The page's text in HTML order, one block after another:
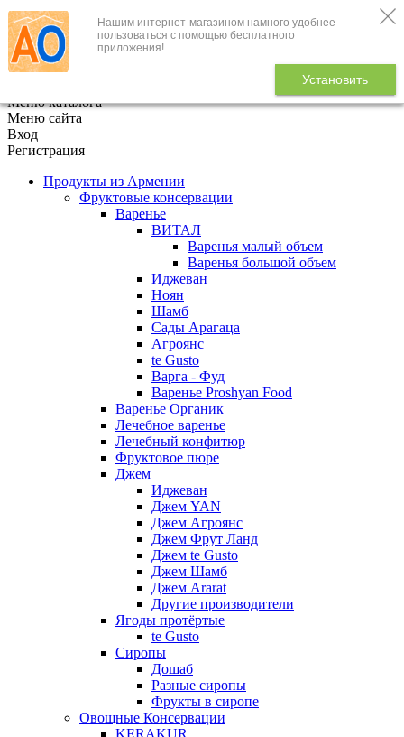
Нашим интернет-магазином намного удобнее
пользоваться с помощью бесплатного
приложения!
Установить
+7 (495) 646-888-1
В корзине
Меню каталога
Меню сайта
Вход
Регистрация
Продукты из Армении
Фруктовые консервации
Варенье
ВИТАЛ
Варенья малый объем
Варенья большой объем
Иджеван
Ноян
Шамб
Сады Арагаца
Агроянс
te Gusto
Варга - Фуд
Варенье Proshyan Food
Варенье Органик
Лечебное варенье
Лечебный конфитюр
Фруктовое пюре
Джем
Иджеван
Джем YAN
Джем Агроянс
Джем Фрут Ланд
Джем te Gusto
Джем Шамб
Джем Ararat
Другие производители
Ягоды протёртые
te Gusto
Сиропы
Дошаб
Разные сиропы
Фрукты в сиропе
Овощные Консервации
KERAKUR